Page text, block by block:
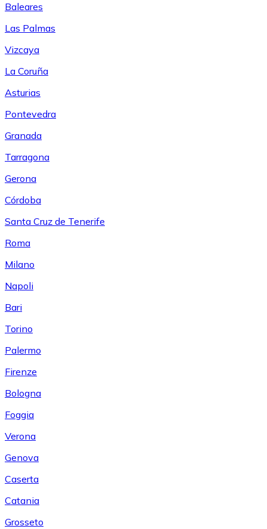
Baleares
Las Palmas
Vizcaya
La Coruña
Asturias
Pontevedra
Granada
Tarragona
Gerona
Córdoba
Santa Cruz de Tenerife
Roma
Milano
Napoli
Bari
Torino
Palermo
Firenze
Bologna
Foggia
Verona
Genova
Caserta
Catania
Grosseto